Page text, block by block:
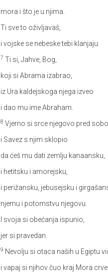
mora i što je u njima.
Ti sve to oživljavaš,
i vojske se nebeske tebi klanjaju.
7 Ti si, Jahve, Bog,
koji si Abrama izabrao,
iz Ura kaldejskoga njega izveo
i dao mu ime Abraham.
8 Vjerno si srce njegovo pred
i Savez s njim sklopio
da ćeš mu dati zemlju kanaansku,
i hetitsku i amorejsku,
i perižansku, jebusejsku i
njemu i potomstvu njegovu.
I svoja si obećanja ispunio,
jer si pravedan.
9 Nevolju si otaca naših u Egiptu
i vapaj si njihov čuo kraj Mora